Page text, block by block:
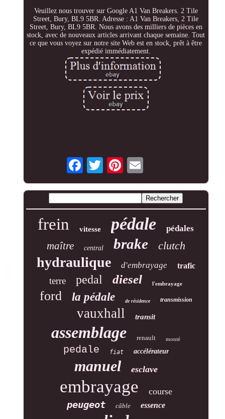
Veuillez nous trouver sur Google A1 Van Breakers. 2 Tile
Street, Bury, BL9 5BR. Adresse : A1 Van Breakers, 2 Tile
Street, Bury, BL9 5BR. Nous avons des milliers de pièces en
stock, avec de nouveaux articles arrivant chaque semaine. Tout
ce que vous voyez sur notre site Web est en stock, prêt à être
expédié immédiatement.
frein vitesse pédale pédales
maître central brake clutch
hydraulique d'embrayage trafic
terre pedal diesel l'embrayage
ford la pédale de résidence transmission
vauxhall transit
assemblage renault monté
pedale fiat accélérateur
manuel esclave
embrayage course
peugeot câble essence